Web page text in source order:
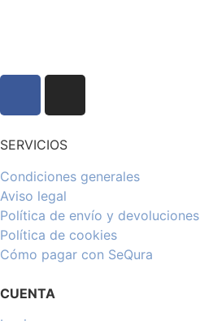
SERVICIOS
Condiciones generales
Aviso legal
Política de envío y devoluciones
Política de cookies
Cómo pagar con SeQura
CUENTA